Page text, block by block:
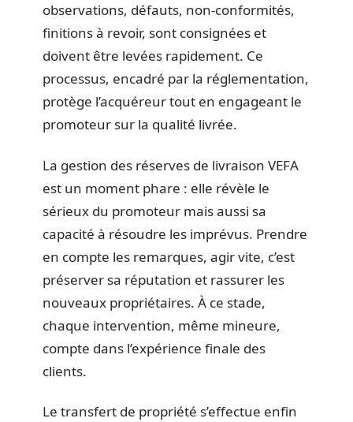
observations, défauts, non-conformités,
finitions à revoir, sont consignées et
doivent être levées rapidement. Ce
processus, encadré par la réglementation,
protège l’acquéreur tout en engageant le
promoteur sur la qualité livrée.
La gestion des réserves de livraison VEFA
est un moment phare : elle révèle le
sérieux du promoteur mais aussi sa
capacité à résoudre les imprévus. Prendre
en compte les remarques, agir vite, c’est
préserver sa réputation et rassurer les
nouveaux propriétaires. À ce stade,
chaque intervention, même mineure,
compte dans l’expérience finale des
clients.
Le transfert de propriété s’effectue enfin